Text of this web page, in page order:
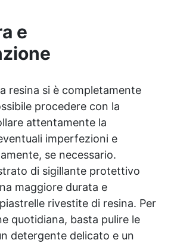
Misura e prepara la resina
per ottimizzare i tuoi progetti.
e
resina si è completamente
procedere con la
attentamente la
imperfezioni e
se necessario.
di sigillante protettivo
maggiore durata e
rivestite di resina. Per
quotidiana, basta pulire le
detergente delicato e un